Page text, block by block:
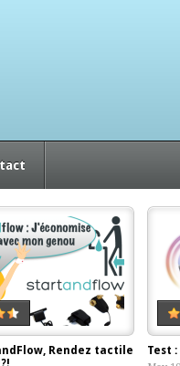
Rendez tactile
Test :